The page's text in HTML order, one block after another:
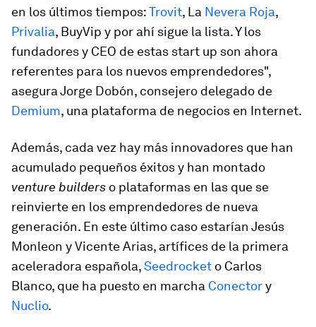
en los últimos tiempos:Trovit, La Nevera Roja,
Privalia, BuyVip y por ahí sigue la lista. Y los
fundadores y CEO de estas start up son ahora
referentes para los nuevos emprendedores",
asegura Jorge Dobón, consejero delegado de
Demium, una plataforma de negocios en Internet.
Además, cada vez hay más innovadores que han
acumulado pequeños éxitos y han montado
venture builders o plataformas en las que se
reinvierte en los emprendedores de nueva
generación. En este último caso estarían Jesús
Monleon y Vicente Arias, artífices de la primera
aceleradora española,Seedrocket o Carlos
Blanco, que ha puesto en marcha Conectory
Nuclio.